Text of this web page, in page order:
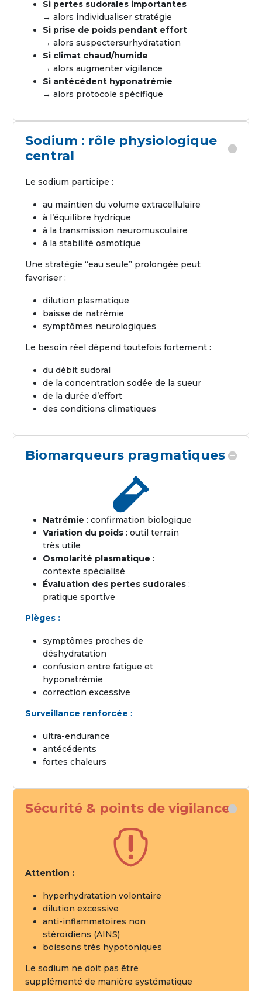
Si pertes sudorales importantes
→ alors individualiser stratégie
Si prise de poids pendant effort
→ alors suspectersurhydratation
Si climat chaud/humide
→ alors augmenter vigilance
Si antécédent hyponatrémie
→ alors protocole spécifique
Sodium : rôle physiologique
central
Le sodium participe :
au maintien du volume extracellulaire
à l’équilibre hydrique
à la transmission neuromusculaire
à la stabilité osmotique
Une stratégie “eau seule” prolongée peut
favoriser :
dilution plasmatique
baisse de natrémie
symptômes neurologiques
Le besoin réel dépend toutefois fortement :
du débit sudoral
de la concentration sodée de la sueur
de la durée d’effort
des conditions climatiques
Biomarqueurs pragmatiques

Natrémie : confirmation biologique
Variation du poids : outil terrain
très utile
Osmolarité plasmatique :
contexte spécialisé
Évaluation des pertes sudorales :
pratique sportive
Pièges :
symptômes proches de
déshydratation
confusion entre fatigue et
hyponatrémie
correction excessive
Surveillance renforcée :
ultra-endurance
antécédents
fortes chaleurs
Sécurité & points de vigilance

Attention :
hyperhydratation volontaire
dilution excessive
anti-inflammatoires non
stéroïdiens (AINS)
boissons très hypotoniques
Le sodium ne doit pas être
supplémenté de manière systématique